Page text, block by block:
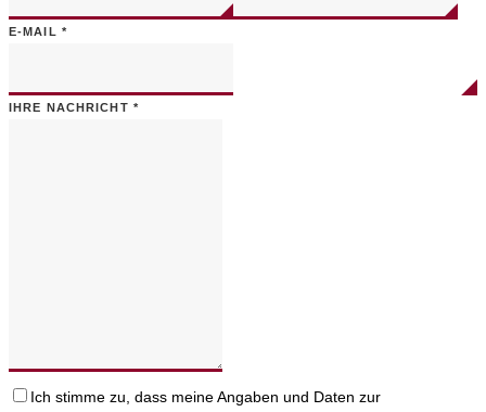
E-MAIL *
IHRE NACHRICHT *
Ich stimme zu, dass meine Angaben und Daten zur